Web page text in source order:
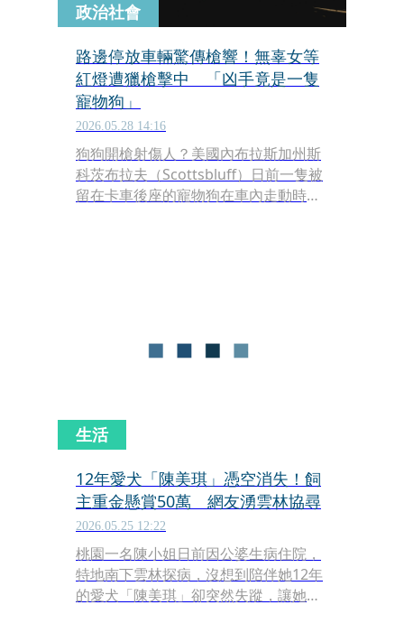
政治社會
路邊停放車輛驚傳槍響！無辜女等
紅燈遭獵槍擊中 「凶手竟是一隻
寵物狗」
2026.05.28 14:16
狗狗開槍射傷人？美國內布拉斯加州斯
科茨布拉夫（Scottsbluff）日前一隻被
留在卡車後座的寵物狗在車內走動時，
生活
12年愛犬「陳美琪」憑空消失！飼
主重金懸賞50萬 網友湧雲林協尋
2026.05.25 12:22
桃園一名陳小姐日前因公婆生病住院，
特地南下雲林探病，沒想到陪伴她12年
的愛犬「陳美琪」卻突然失蹤，讓她情